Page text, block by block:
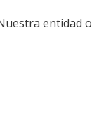
entidad